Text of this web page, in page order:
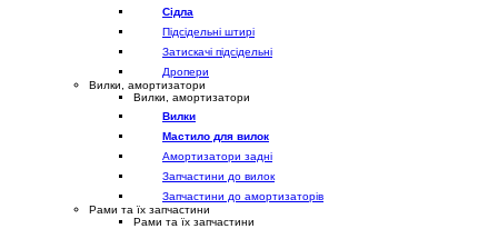
Сідла
Підсідельні штирі
Затискачі підсідельні
Дропери
Вилки, амортизатори
Вилки, амортизатори
Вилки
Мастило для вилок
Амортизатори задні
Запчастини до вилок
Запчастини до амортизаторів
Рами та їх запчастини
Рами та їх запчастини